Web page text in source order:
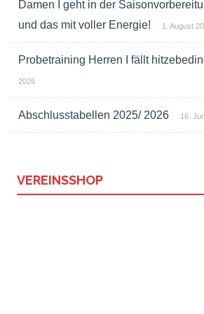
Damen I geht in der
und das mit voller Energie!
1. August
Probetraining Herren I fällt
2026
Abschlusstabellen 2025/ 2026 16.
VEREINSSHOP